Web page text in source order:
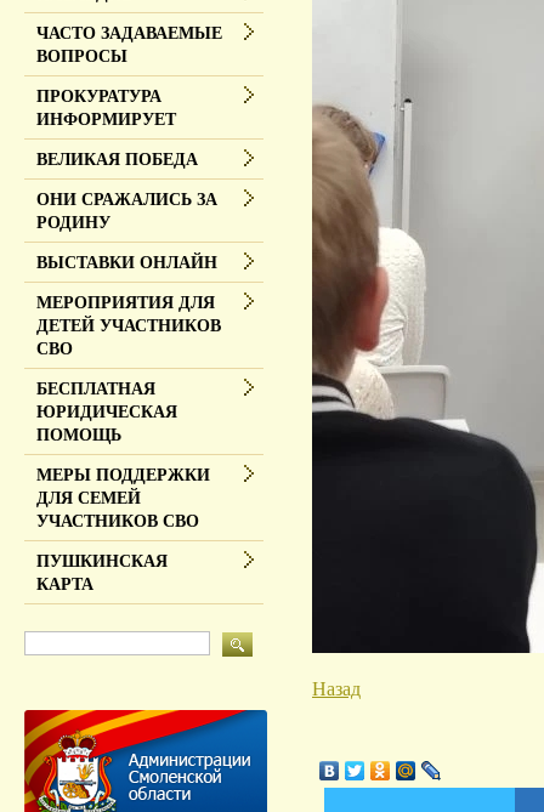
Назад
ЧАСТО ЗАДАВАЕМЫЕ
ВОПРОСЫ
ПРОКУРАТУРА
ИНФОРМИРУЕТ
ВЕЛИКАЯ ПОБЕДА
ОНИ СРАЖАЛИСЬ ЗА
РОДИНУ
ВЫСТАВКИ ОНЛАЙН
МЕРОПРИЯТИЯ ДЛЯ
ДЕТЕЙ УЧАСТНИКОВ
СВО
БЕСПЛАТНАЯ
ЮРИДИЧЕСКАЯ
ПОМОЩЬ
МЕРЫ ПОДДЕРЖКИ
ДЛЯ СЕМЕЙ
УЧАСТНИКОВ СВО
ПУШКИНСКАЯ
КАРТА